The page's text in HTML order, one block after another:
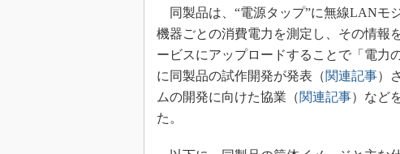
同製品は、“電源タップ”に無線LANモ
機器ごとの消費電力を測定し、その情報
ービスにアップロードすることで「電力
に同製品の試作開発が発表（関連記事）
ムの開発に向けた協業（関連記事）など
た。